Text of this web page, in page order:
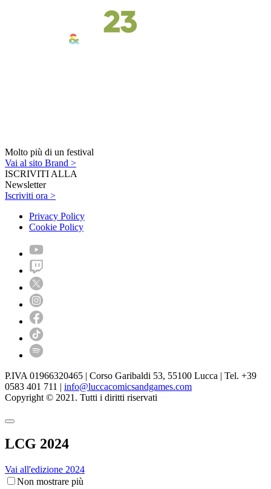
Molto più di un festival
Vai al sito Brand >
ISCRIVITI ALLA
Newsletter
Iscriviti ora >
Privacy Policy
Cookie Policy
P.IVA 01966320465 | Corso Garibaldi 53, 55100 Lucca | Tel. +39
0583 401 711 | info@luccacomicsandgames.com
Copyright © 2021. Tutti i diritti riservati
LCG 2024
Vai all'edizione 2024
Non mostrare più